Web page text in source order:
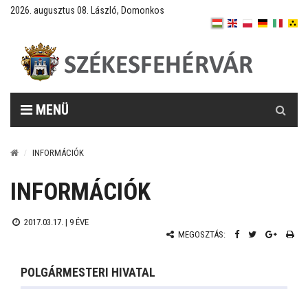
2026. augusztus 08. László, Domonkos
MENÜ
INFORMÁCIÓK
INFORMÁCIÓK
2017.03.17. | 9 ÉVE
MEGOSZTÁS:
POLGÁRMESTERI HIVATAL